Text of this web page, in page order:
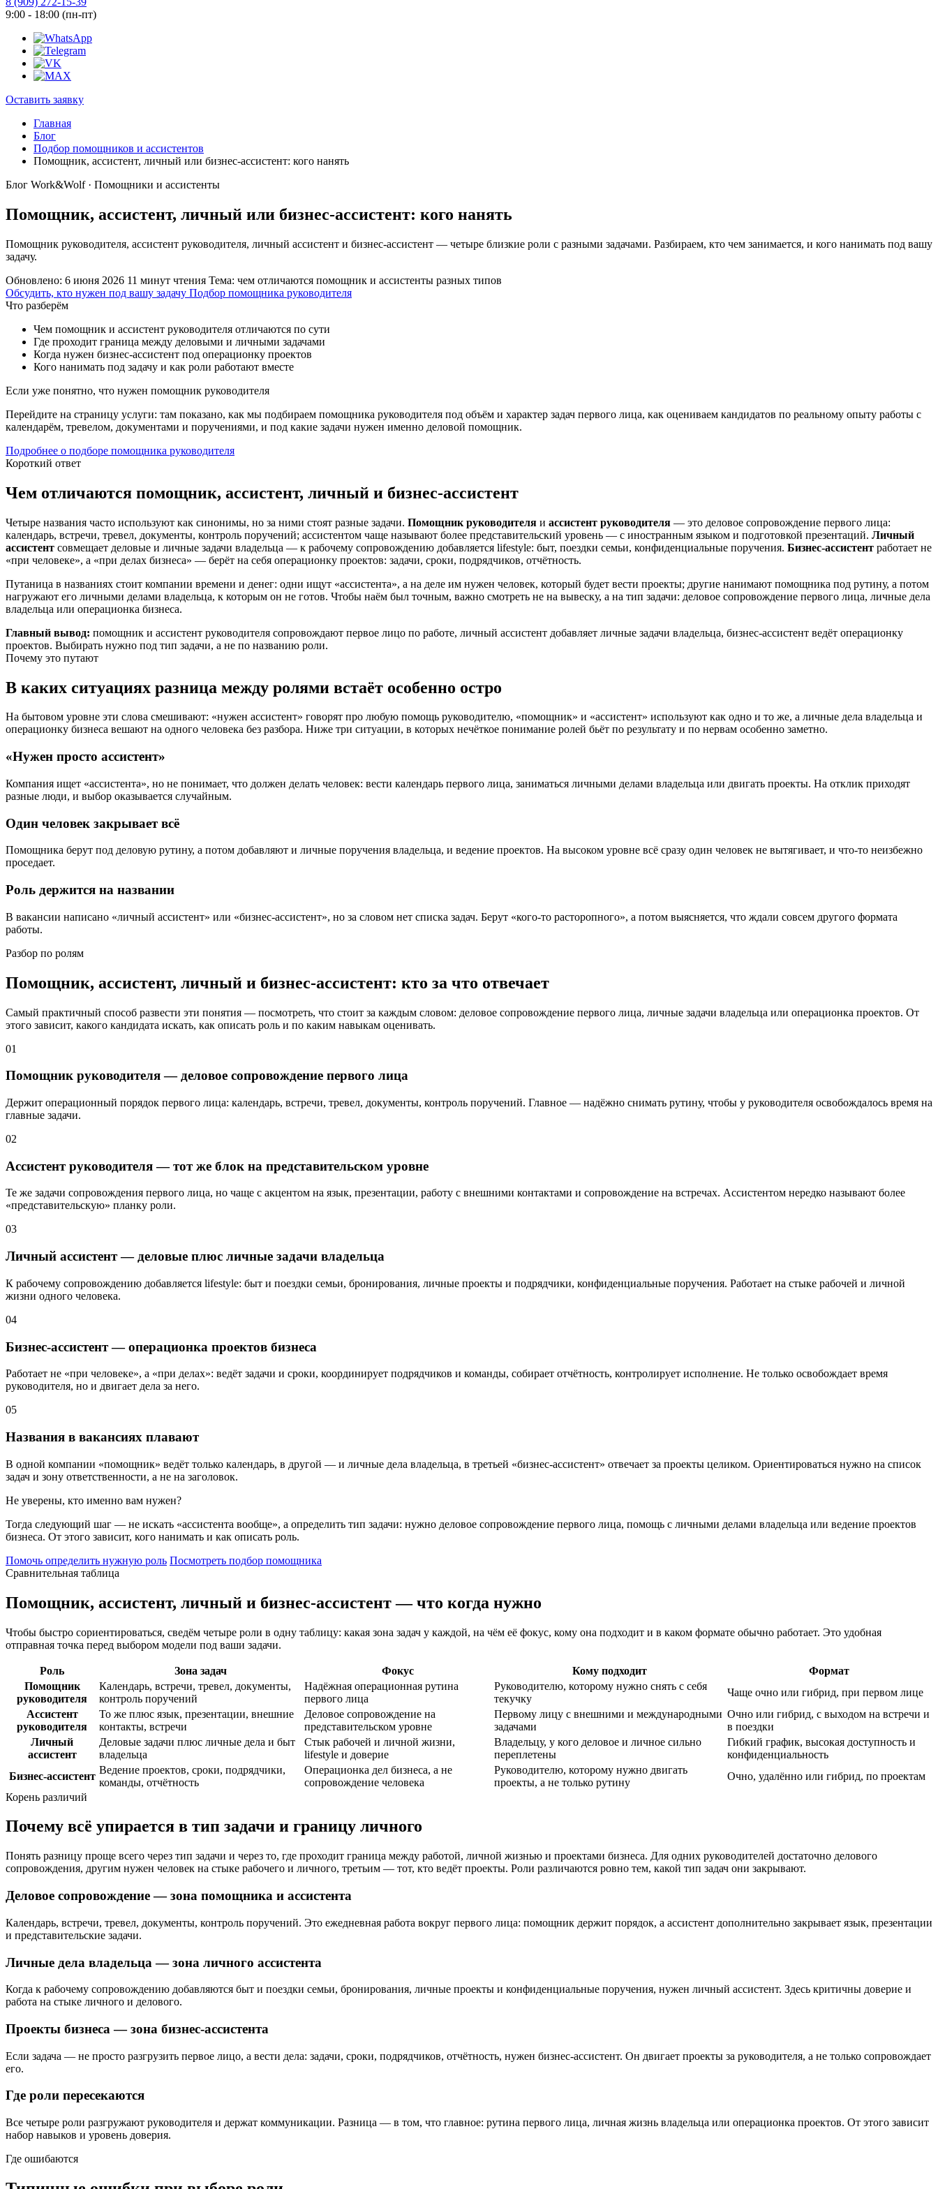
9:00 - 18:00 (пн-пт)
Оставить заявку
Главная
Блог
Подбор помощников и ассистентов
Помощник, ассистент, личный или бизнес-ассистент: кого нанять
Блог Work&Wolf · Помощники и ассистенты
Помощник, ассистент, личный или бизнес-ассистент: кого нанять
Помощник руководителя, ассистент руководителя, личный ассистент и бизнес-ассистент — четыре близкие роли с разными задачами. Разбираем, кто чем занимается, и кого нанимать под вашу
задачу.
Обновлено: 6 июня 2026 11 минут чтения Тема: чем отличаются помощник и ассистенты разных типов
Обсудить, кто нужен под вашу задачу Подбор помощника руководителя
Что разберём
Чем помощник и ассистент руководителя отличаются по сути
Где проходит граница между деловыми и личными задачами
Когда нужен бизнес-ассистент под операционку проектов
Кого нанимать под задачу и как роли работают вместе
Если уже понятно, что нужен помощник руководителя
Перейдите на страницу услуги: там показано, как мы подбираем помощника руководителя под объём и характер задач первого лица, как оцениваем кандидатов по реальному опыту работы с
календарём, тревелом, документами и поручениями, и под какие задачи нужен именно деловой помощник.
Подробнее о подборе помощника руководителя
Короткий ответ
Чем отличаются помощник, ассистент, личный и бизнес-ассистент
Четыре названия часто используют как синонимы, но за ними стоят разные задачи. Помощник руководителя и ассистент руководителя — это деловое сопровождение первого лица:
календарь, встречи, тревел, документы, контроль поручений; ассистентом чаще называют более представительский уровень — с иностранным языком и подготовкой презентаций. Личный
ассистент совмещает деловые и личные задачи владельца — к рабочему сопровождению добавляется lifestyle: быт, поездки семьи, конфиденциальные поручения. Бизнес-ассистент работает не
«при человеке», а «при делах бизнеса» — берёт на себя операционку проектов: задачи, сроки, подрядчиков, отчётность.
Путаница в названиях стоит компании времени и денег: одни ищут «ассистента», а на деле им нужен человек, который будет вести проекты; другие нанимают помощника под рутину, а потом
нагружают его личными делами владельца, к которым он не готов. Чтобы наём был точным, важно смотреть не на вывеску, а на тип задачи: деловое сопровождение первого лица, личные дела
владельца или операционка бизнеса.
Главный вывод: помощник и ассистент руководителя сопровождают первое лицо по работе, личный ассистент добавляет личные задачи владельца, бизнес-ассистент ведёт операционку
проектов. Выбирать нужно под тип задачи, а не по названию роли.
Почему это путают
В каких ситуациях разница между ролями встаёт особенно остро
На бытовом уровне эти слова смешивают: «нужен ассистент» говорят про любую помощь руководителю, «помощник» и «ассистент» используют как одно и то же, а личные дела владельца и
операционку бизнеса вешают на одного человека без разбора. Ниже три ситуации, в которых нечёткое понимание ролей бьёт по результату и по нервам особенно заметно.
«Нужен просто ассистент»
Компания ищет «ассистента», но не понимает, что должен делать человек: вести календарь первого лица, заниматься личными делами владельца или двигать проекты. На отклик приходят
разные люди, и выбор оказывается случайным.
Один человек закрывает всё
Помощника берут под деловую рутину, а потом добавляют и личные поручения владельца, и ведение проектов. На высоком уровне всё сразу один человек не вытягивает, и что-то неизбежно
проседает.
Роль держится на названии
В вакансии написано «личный ассистент» или «бизнес-ассистент», но за словом нет списка задач. Берут «кого-то расторопного», а потом выясняется, что ждали совсем другого формата
работы.
Разбор по ролям
Помощник, ассистент, личный и бизнес-ассистент: кто за что отвечает
Самый практичный способ развести эти понятия — посмотреть, что стоит за каждым словом: деловое сопровождение первого лица, личные задачи владельца или операционка проектов. От
этого зависит, какого кандидата искать, как описать роль и по каким навыкам оценивать.
01
Помощник руководителя — деловое сопровождение первого лица
Держит операционный порядок первого лица: календарь, встречи, тревел, документы, контроль поручений. Главное — надёжно снимать рутину, чтобы у руководителя освобождалось время на
главные задачи.
02
Ассистент руководителя — тот же блок на представительском уровне
Те же задачи сопровождения первого лица, но чаще с акцентом на язык, презентации, работу с внешними контактами и сопровождение на встречах. Ассистентом нередко называют более
«представительскую» планку роли.
03
Личный ассистент — деловые плюс личные задачи владельца
К рабочему сопровождению добавляется lifestyle: быт и поездки семьи, бронирования, личные проекты и подрядчики, конфиденциальные поручения. Работает на стыке рабочей и личной
жизни одного человека.
04
Бизнес-ассистент — операционка проектов бизнеса
Работает не «при человеке», а «при делах»: ведёт задачи и сроки, координирует подрядчиков и команды, собирает отчётность, контролирует исполнение. Не только освобождает время
руководителя, но и двигает дела за него.
05
Названия в вакансиях плавают
В одной компании «помощник» ведёт только календарь, в другой — и личные дела владельца, в третьей «бизнес-ассистент» отвечает за проекты целиком. Ориентироваться нужно на список
задач и зону ответственности, а не на заголовок.
Не уверены, кто именно вам нужен?
Тогда следующий шаг — не искать «ассистента вообще», а определить тип задачи: нужно деловое сопровождение первого лица, помощь с личными делами владельца или ведение проектов
бизнеса. От этого зависит, кого нанимать и как описать роль.
Помочь определить нужную роль Посмотреть подбор помощника
Сравнительная таблица
Помощник, ассистент, личный и бизнес-ассистент — что когда нужно
Чтобы быстро сориентироваться, сведём четыре роли в одну таблицу: какая зона задач у каждой, на чём её фокус, кому она подходит и в каком формате обычно работает. Это удобная
отправная точка перед выбором модели под ваши задачи.
Роль Зона задач Фокус Кому подходит
Формат
Помощник
руководителя
Календарь, встречи, тревел, документы,
контроль поручений
Надёжная операционная рутина
первого лица
Руководителю, которому нужно снять с себя
текучку
Чаще очно или гибрид, при первом лице
Ассистент
руководителя
То же плюс язык, презентации, внешние
контакты, встречи
Деловое сопровождение на
представительском уровне
Первому лицу с внешними и международными
задачами
Очно или гибрид, с выходом на встречи и
в поездки
Личный
ассистент
Деловые задачи плюс личные дела и быт
владельца
Стык рабочей и личной жизни,
lifestyle и доверие
Владельцу, у кого деловое и личное сильно
переплетены
Гибкий график, высокая доступность и
конфиденциальность
Бизнес-ассистент
Ведение проектов, сроки, подрядчики,
команды, отчётность
Операционка дел бизнеса, а не
сопровождение человека
Руководителю, которому нужно двигать
проекты, а не только рутину
Очно, удалённо или гибрид, по проектам
Корень различий
Почему всё упирается в тип задачи и границу личного
Понять разницу проще всего через тип задачи и через то, где проходит граница между работой, личной жизнью и проектами бизнеса. Для одних руководителей достаточно делового
сопровождения, другим нужен человек на стыке рабочего и личного, третьим — тот, кто ведёт проекты. Роли различаются ровно тем, какой тип задач они закрывают.
Деловое сопровождение — зона помощника и ассистента
Календарь, встречи, тревел, документы, контроль поручений. Это ежедневная работа вокруг первого лица: помощник держит порядок, а ассистент дополнительно закрывает язык, презентации
и представительские задачи.
Личные дела владельца — зона личного ассистента
Когда к рабочему сопровождению добавляются быт и поездки семьи, бронирования, личные проекты и конфиденциальные поручения, нужен личный ассистент. Здесь критичны доверие и
работа на стыке личного и делового.
Проекты бизнеса — зона бизнес-ассистента
Если задача — не просто разгрузить первое лицо, а вести дела: задачи, сроки, подрядчиков, отчётность, нужен бизнес-ассистент. Он двигает проекты за руководителя, а не только сопровождает
его.
Где роли пересекаются
Все четыре роли разгружают руководителя и держат коммуникации. Разница — в том, что главное: рутина первого лица, личная жизнь владельца или операционка проектов. От этого зависит
набор навыков и уровень доверия.
Где ошибаются